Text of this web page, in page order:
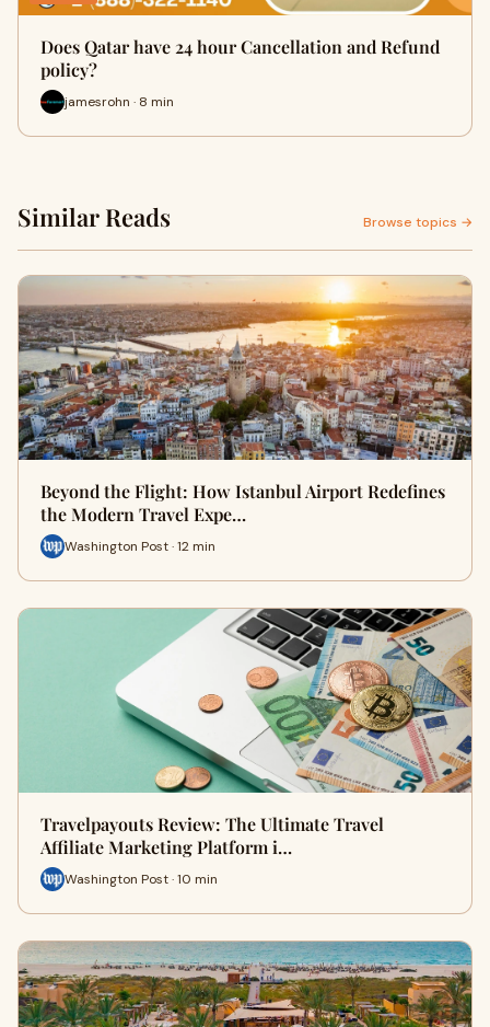
Does Qatar have 24 hour Cancellation and Refund
policy?
jamesrohn · 8 min
Similar Reads Browse topics →
Beyond the Flight: How Istanbul Airport Redefines
the Modern Travel Expe…
Washington Post · 12 min
Travelpayouts Review: The Ultimate Travel
Affiliate Marketing Platform i…
Washington Post · 10 min